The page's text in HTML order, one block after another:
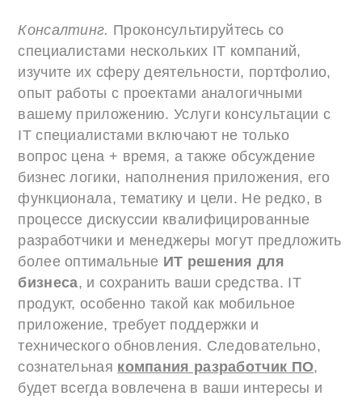
Консалтинг. Проконсультируйтесь со
специалистами нескольких IT компаний,
изучите их сферу деятельности, портфолио,
опыт работы с проектами аналогичными
вашему приложению. Услуги консультации с
IT специалистами включают не только
вопрос цена + время, а также обсуждение
бизнес логики, наполнения приложения, его
функционала, тематику и цели. Не редко, в
процессе дискуссии квалифицированные
разработчики и менеджеры могут предложить
более оптимальные ИТ решения для
бизнеса, и сохранить ваши средства. IT
продукт, особенно такой как мобильное
приложение, требует поддержки и
технического обновления. Следовательно,
сознательная компания разработчик ПО,
будет всегда вовлечена в ваши интересы и